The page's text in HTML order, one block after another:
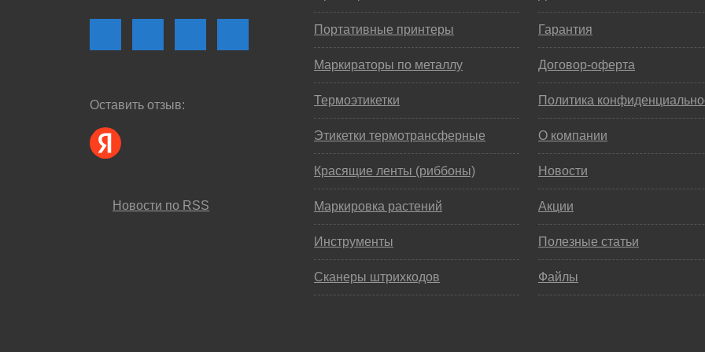
Оставить отзыв:
Новости по RSS
Портативные принтеры
Маркираторы по металлу
Термоэтикетки
Этикетки термотрансферные
Красящие ленты (риббоны)
Маркировка растений
Инструменты
Сканеры штрихкодов
Гарантия
Договор-оферта
Политика
О компании
Новости
Акции
Полезные статьи
Файлы